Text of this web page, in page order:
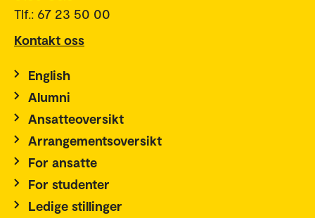
Tlf.: 67 23 50 00
Kontakt oss
English
Alumni
Ansatteoversikt
Arrangementsoversikt
For ansatte
For studenter
Ledige stillinger